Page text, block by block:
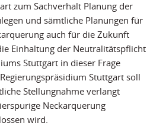
zum Sachverhalt Planung der
und sämtliche Planungen für
auch für die Zukunft
Einhaltung der Neutralitätspflicht
Stuttgart in dieser Frage
Stuttgart soll
Stellungnahme verlangt
Neckarquerung
wird.